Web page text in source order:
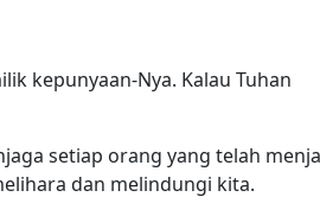
kepunyaan-Nya. Kalau Tuhan
setiap orang yang telah
dan melindungi kita.